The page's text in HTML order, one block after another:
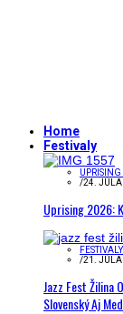
Home
Festivaly
UPRISING
/24.
Uprising 2026:
FESTIVALY
/21.
Jazz Fest Žilina
Slovenský Aj